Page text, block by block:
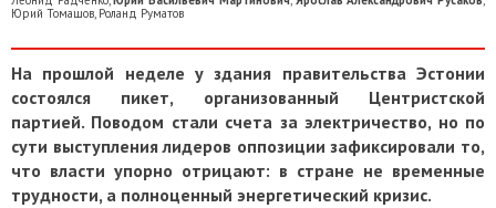
Юрий Томашов, Роланд Руматов
На прошлой неделе у здания правительства Эстонии
состоялся пикет, организованный Центристской
партией. Поводом стали счета за электричество, но по
сути выступления лидеров оппозиции зафиксировали то,
что власти упорно отрицают: в стране не временные
трудности, а полноценный энергетический кризис.